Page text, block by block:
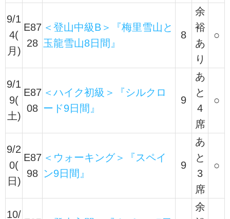
9/1
4(
月)
E87
28
＜登山中級B＞『梅里雪山と
玉龍雪山8日間』
8
余
裕
あ
り
○
9/1
9(
土)
E87
08
＜ハイク初級＞『シルクロ
ード9日間』
9
あ
と
4
席
○
9/2
0(
日)
E87
98
＜ウォーキング＞『スペイ
ン9日間』
9
あ
と
3
席
○
10/
余